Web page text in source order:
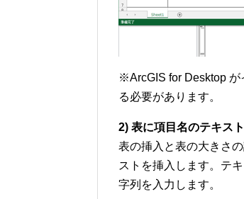
※ArcGIS for Desktop が
る必要があります。
2) 表に項目名のテキス
表の挿入と表の大きさ
ストを挿入します。テ
字列を入力します。